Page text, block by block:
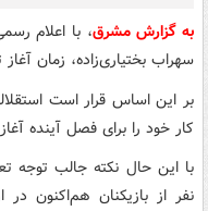
به گزارش مشرق، با اعلام
سهراب بختیاری‌زاده، زمان
بر این اساس قرار است
کار خود را برای فصل آینده
نفر از بازیکنان هم‌اکنون